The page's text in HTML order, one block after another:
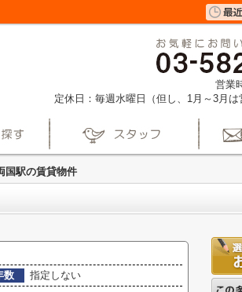
営業
定休日：毎週水曜日（但し、1月～3月
国駅の賃貸物件
数
指定しない